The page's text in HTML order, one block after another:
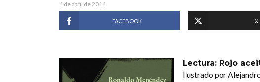
4 de abril de 2014
FACEBOOK X
Lectura: Rojo
Ilustrado por